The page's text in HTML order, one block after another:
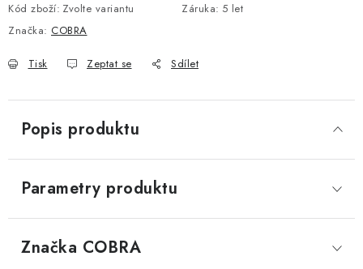
Oboroví ODBORNÍCI
Doporučujeme
Kód zboží: Zvolte variantu Záruka: 5 let
Značka: COBRA
Tisk Zeptat se Sdílet
Popis produktu
Parametry produktu
Značka COBRA